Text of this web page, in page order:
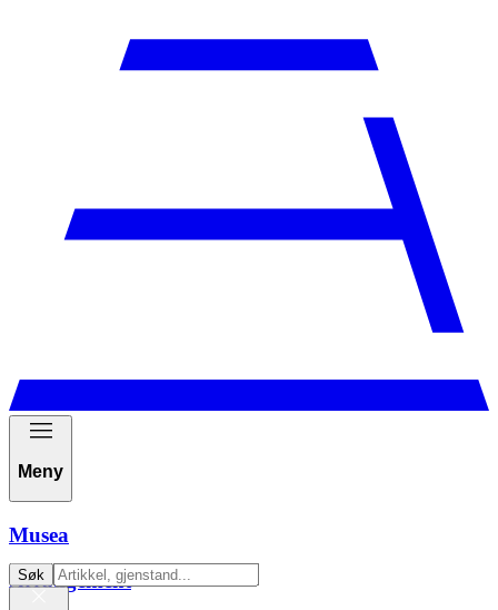
Meny
Musea
Arrangement
Søk